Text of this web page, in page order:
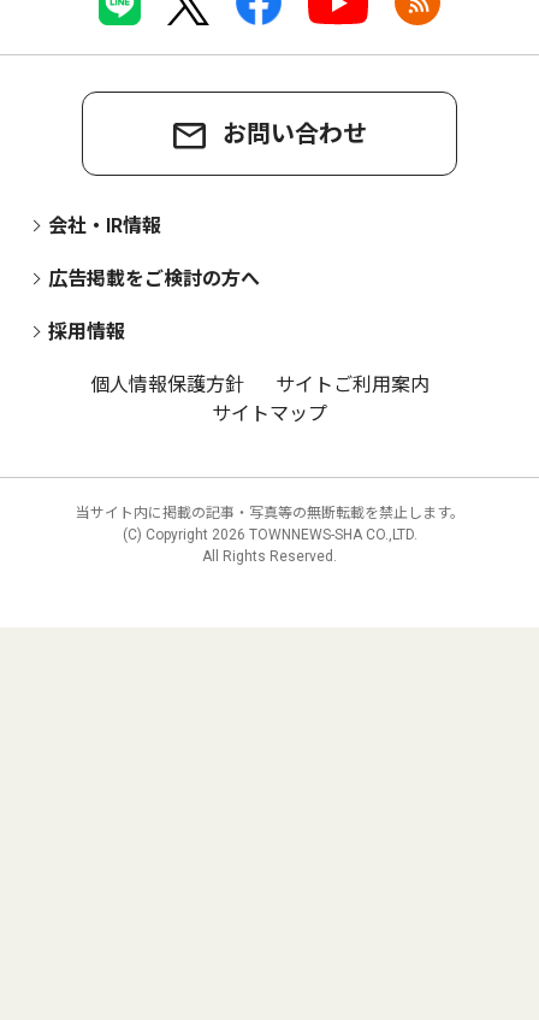
お問い合わせ
会社・IR情報
広告掲載をご検討の方へ
採用情報
個人情報保護方針
サイトご利用案内
サイトマップ
当サイト内に掲載の記事・写真等の無断転載を禁止します。
(C) Copyright 2026 TOWNNEWS-SHA CO.,LTD.
All Rights Reserved.